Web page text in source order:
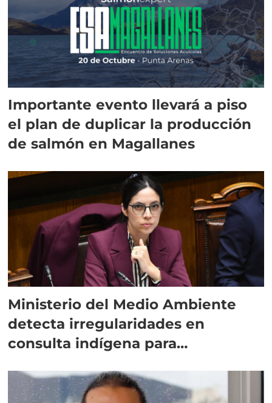
Importante evento llevará a piso
el plan de duplicar la producción
de salmón en Magallanes
Ministerio del Medio Ambiente
detecta irregularidades en
consulta indígena para